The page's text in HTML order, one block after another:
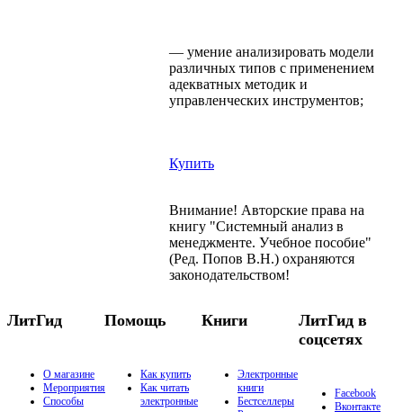
— умение анализировать модели
различных типов с применением
адекватных методик и
управленческих инструментов;
Купить
Внимание! Авторские права на
книгу "Системный анализ в
менеджменте. Учебное пособие"
(Ред. Попов В.Н.) охраняются
законодательством!
ЛитГид
О магазине
Мероприятия
Способы
Помощь
Как купить
Как читать
электронные
Книги
Электронные
книги
Бестселлеры
ЛитГид в
соцсетях
Facebook
Вконтакте